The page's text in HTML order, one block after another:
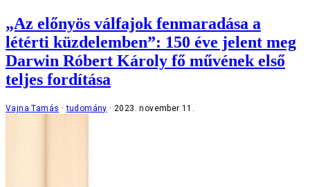
„Az előnyös válfajok fenmaradása a
létérti küzdelemben”: 150 éve jelent meg
Darwin Róbert Károly fő művének első
teljes fordítása
Vajna Tamás tudomány 2023. november 11.